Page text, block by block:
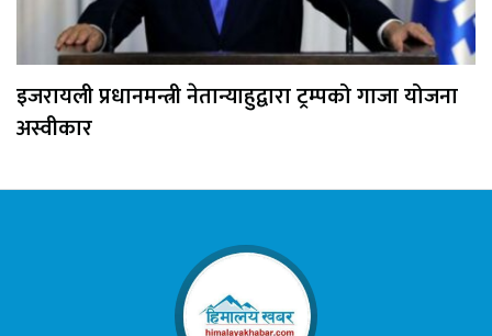
इजरायली प्रधानमन्त्री नेतान्याहुद्वारा ट्रम्पको गाजा योजना
अस्वीकार